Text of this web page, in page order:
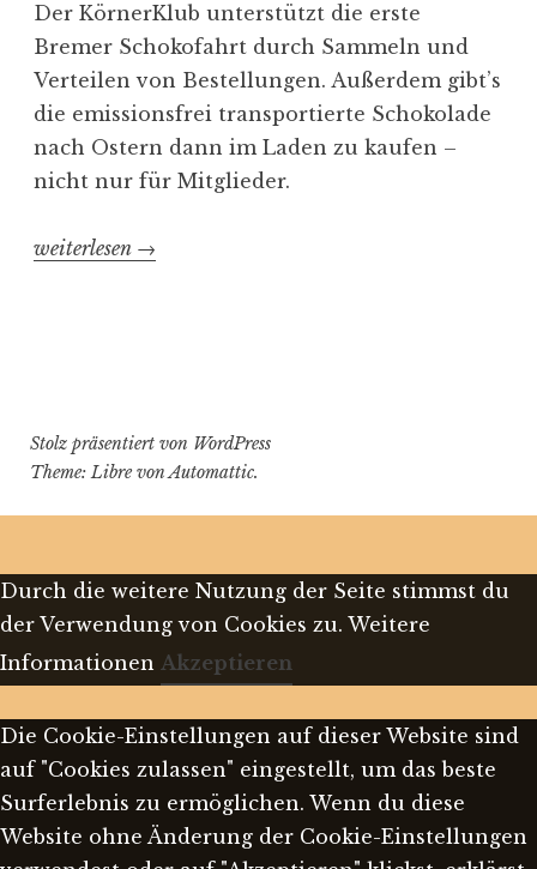
Der KörnerKlub unterstützt die erste
Bremer Schokofahrt durch Sammeln und
Verteilen von Bestellungen. Außerdem gibt’s
die emissionsfrei transportierte Schokolade
nach Ostern dann im Laden zu kaufen –
nicht nur für Mitglieder.
„Schokofahrt
weiterlesen →
Stolz präsentiert von WordPress
Theme: Libre vonAutomattic.
Durch die weitere Nutzung der Seite stimmst du
der Verwendung von Cookies zu. Weitere
Informationen Akzeptieren
Die Cookie-Einstellungen auf dieser Website sind
auf "Cookies zulassen" eingestellt, um das beste
Surferlebnis zu ermöglichen. Wenn du diese
Website ohne Änderung der Cookie-Einstellungen